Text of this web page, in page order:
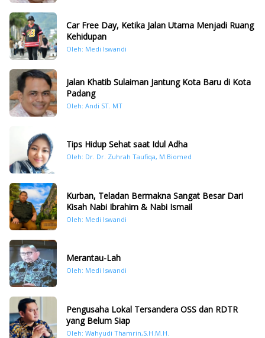
Car Free Day, Ketika Jalan Utama Menjadi Ruang
Kehidupan
Oleh: Medi Iswandi
Jalan Khatib Sulaiman Jantung Kota Baru di Kota
Padang
Oleh: Andi ST. MT
Tips Hidup Sehat saat Idul Adha
Oleh: Dr. Dr. Zuhrah Taufiqa, M.Biomed
Kurban, Teladan Bermakna Sangat Besar Dari
Kisah Nabi Ibrahim & Nabi Ismail
Oleh: Medi Iswandi
Merantau-Lah
Oleh: Medi Iswandi
Pengusaha Lokal Tersandera OSS dan RDTR
yang Belum Siap
Oleh: Wahyudi Thamrin,S.H.M.H.